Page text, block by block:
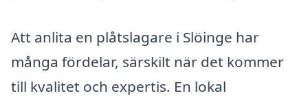
Att anlita en plåtslagare i Slöinge har
många fördelar, särskilt när det kommer
till kvalitet och expertis. En lokal